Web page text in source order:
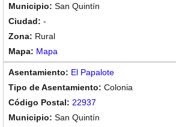
San Quintín
-
Rural
Mapa
El Papalote
Colonia
22937
San Quintín